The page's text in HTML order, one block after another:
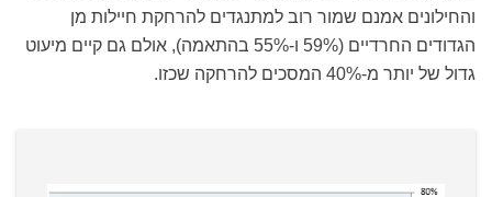
והחילונים אמנם שמור רוב למתנגדים להרחקת חיילות מן
הגדודים החרדיים (59% ו-55% בהתאמה), אולם גם קיים מיעוט
גדול של יותר מ-40% המסכים להרחקה שכזו.